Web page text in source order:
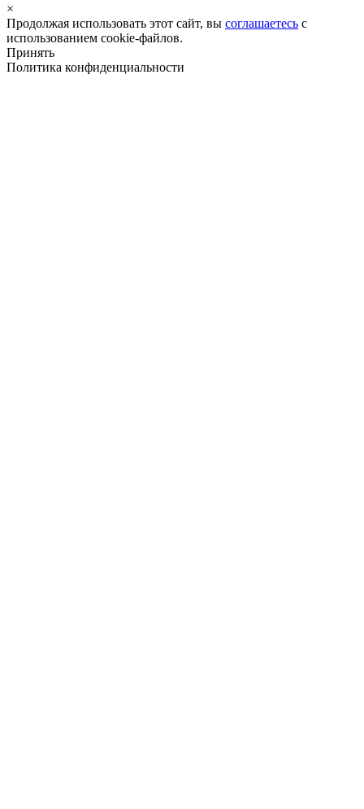
×
Продолжая использовать этот сайт, вы соглашаетесь с
использованием cookie-файлов.
Принять
Политика конфиденциальности